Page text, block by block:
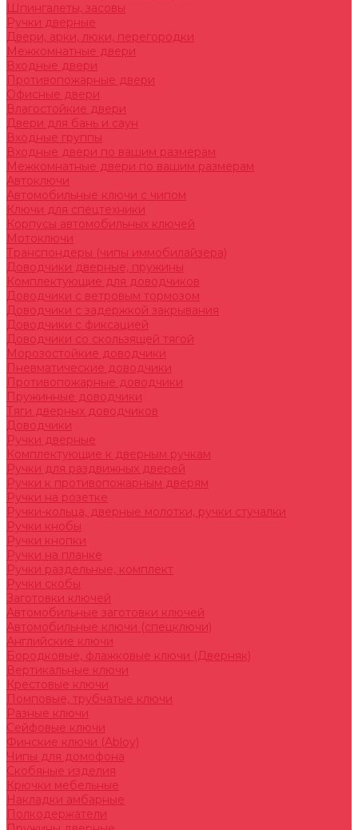
Шпингалеты, засовы
Ручки дверные
Двери, арки, люки, перегородки
Межкомнатные двери
Входные двери
Противопожарные двери
Офисные двери
Влагостойкие двери
Двери для бань и саун
Входные группы
Входные двери по вашим размерам
Межкомнатные двери по вашим размерам
Автоключи
Автомобильные ключи с чипом
Ключи для спецтехники
Корпусы автомобильных ключей
Мотоключи
Транспондеры (чипы иммобилайзера)
Доводчики дверные, пружины
Комплектующие для доводчиков
Доводчики с ветровым тормозом
Доводчики с задержкой закрывания
Доводчики с фиксацией
Доводчики со скользящей тягой
Морозостойкие доводчики
Пневматические доводчики
Противопожарные доводчики
Пружинные доводчики
Тяги дверных доводчиков
Доводчики
Ручки дверные
Комплектующие к дверным ручкам
Ручки для раздвижных дверей
Ручки к противопожарным дверям
Ручки на розетке
Ручки-кольца, дверные молотки, ручки стучалки
Ручки кнобы
Ручки кнопки
Ручки на планке
Ручки раздельные, комплект
Ручки скобы
Заготовки ключей
Автомобильные заготовки ключей
Автомобильные ключи (спецключи)
Английские ключи
Бородковые, флажковые ключи (Дверняк)
Вертикальные ключи
Крестовые ключи
Помповые, трубчатые ключи
Разные ключи
Сейфовые ключи
Финские ключи (Abloy)
Чипы для домофона
Скобяные изделия
Крючки мебельные
Накладки амбарные
Полкодержатели